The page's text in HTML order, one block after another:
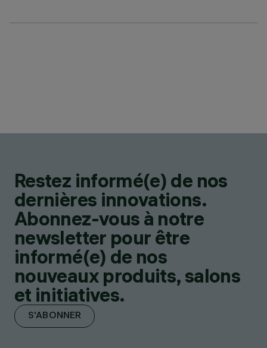
Restez informé(e) de nos
dernières innovations.
Abonnez-vous à notre
newsletter pour être
informé(e) de nos
nouveaux produits, salons
et initiatives.
S'ABONNER